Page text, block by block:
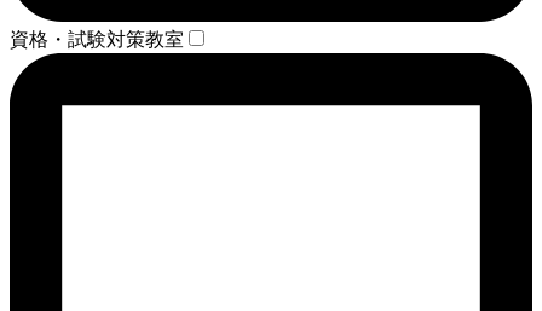
資格・試験対策教室